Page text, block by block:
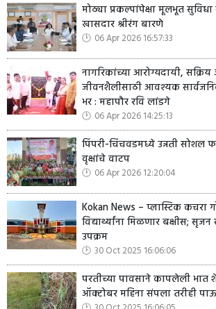
मोठ्या प्रकल्पांपेक्षा मूलभूत सुविधा
खासदार श्रीरंग बारणे
06 Apr 2026 16:57:33
नागरिकांच्या आरोग्यदायी,
जीवनशैलीसाठी आवश्यक
भर : महापौर रवि लांडगे
06 Apr 2026 14:25:13
पिंपरी-चिंचवडमध्ये उन्नती सोशल
वृक्षांचे वाटप
06 Apr 2026 12:20:04
Kokan News – प्लास्टिक कचरा
विद्यार्थ्यांना मिळणार बक्षीस;
उपक्रम
30 Oct 2025 16:06:06
परतीच्या पावसाने कापलेली भात
ऑक्टोबर महिना संपला तरीही